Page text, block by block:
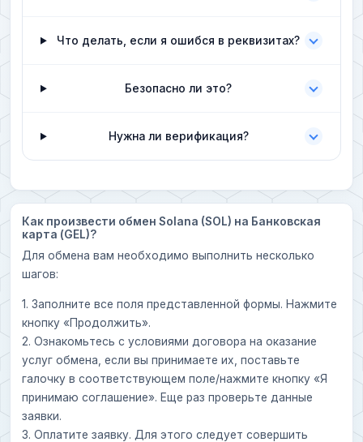
Что делать, если я ошибся в реквизитах?
Безопасно ли это?
Нужна ли верификация?
Как произвести обмен Solana (SOL) на Банковская
карта (GEL)?
Для обмена вам необходимо выполнить несколько
шагов:
1. Заполните все поля представленной формы. Нажмите
кнопку «Продолжить».
2. Ознакомьтесь с условиями договора на оказание
услуг обмена, если вы принимаете их, поставьте
галочку в соответствующем поле/нажмите кнопку «Я
принимаю соглашение». Еще раз проверьте данные
заявки.
3. Оплатите заявку. Для этого следует совершить